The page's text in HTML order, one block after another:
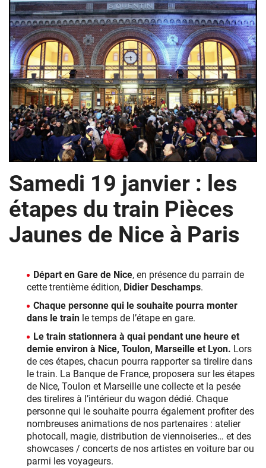
Pièces
Jaunes
Samedi 19 janvier : les
étapes du train Pièces
Jaunes de Nice à Paris
Départ en Gare de Nice, en présence du parrain de
cette trentième édition, Didier Deschamps.
Chaque personne qui le souhaite pourra monter
dans le train le temps de l’étape en gare.
Le train stationnera à quai pendant une heure et
demie environ à Nice, Toulon, Marseille et Lyon. Lors
de ces étapes, chacun pourra rapporter sa tirelire dans
le train. La Banque de France, proposera sur les étapes
de Nice, Toulon et Marseille une collecte et la pesée
des tirelires à l’intérieur du wagon dédié. Chaque
personne qui le souhaite pourra également profiter des
nombreuses animations de nos partenaires : atelier
photocall, magie, distribution de viennoiseries… et des
showcases / concerts de nos artistes en voiture bar ou
parmi les voyageurs.